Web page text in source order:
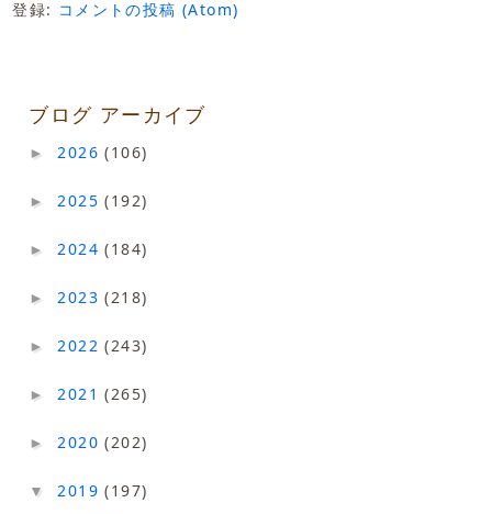
登録: コメントの投稿 (Atom)
ブログ アーカイブ
► 2026(106)
► 2025(192)
► 2024(184)
► 2023(218)
► 2022(243)
► 2021(265)
► 2020(202)
▼ 2019(197)